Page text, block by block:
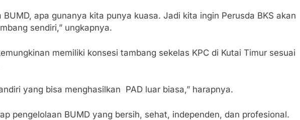
BUMD, apa gunanya kita punya kuasa. Jadi kita ingin Perusda BKS akan
sendiri,” ungkapnya.
memiliki konsesi tambang sekelas KPC di Kutai Timur sesuai
yang bisa menghasilkan PAD luar biasa,” harapnya.
pengelolaan BUMD yang bersih, sehat, independen, dan profesional.